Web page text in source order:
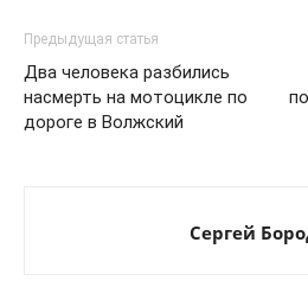
Предыдущая статья
Два человека разбились
насмерть на мотоцикле по
дороге в Волжский
Сергей